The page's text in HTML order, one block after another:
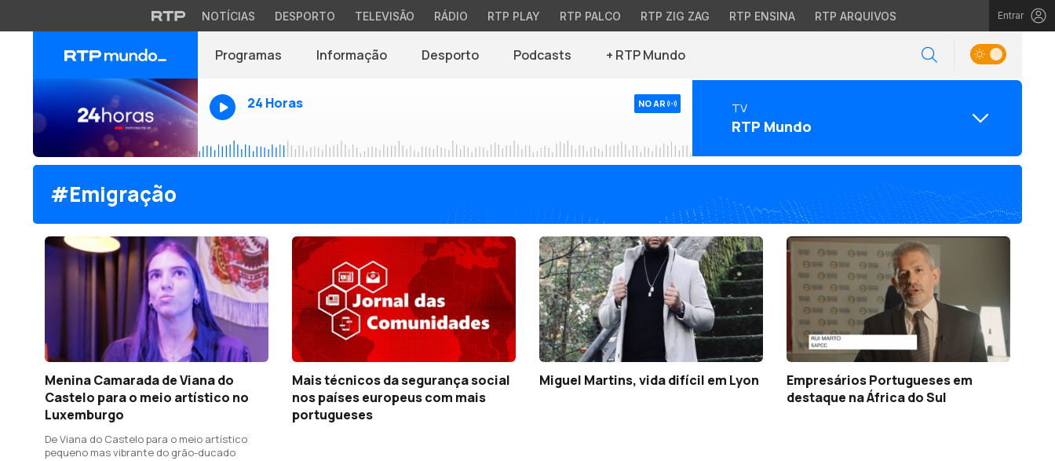
NOTÍCIAS DESPORTO TELEVISÃO RÁDIO RTP PLAY RTP PALCO RTP ZIG ZAG RTP ENSINA RTP ARQUIVOS Entrar
Programas Informação Desporto Podcasts + RTP Mundo
24 Horas NO AR TV
RTP Mundo
#Emigração
Menina Camarada de Viana do
Castelo para o meio artístico no
Luxemburgo
De Viana do Castelo para o meio artístico
pequeno mas vibrante do grão-ducado
Mais técnicos da segurança social
nos países europeus com mais
portugueses
Miguel Martins, vida difícil em Lyon
Empresários Portugueses em
destaque na África do Sul